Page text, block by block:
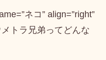
ネコ” align=”right”
メトラ兄弟ってどんな